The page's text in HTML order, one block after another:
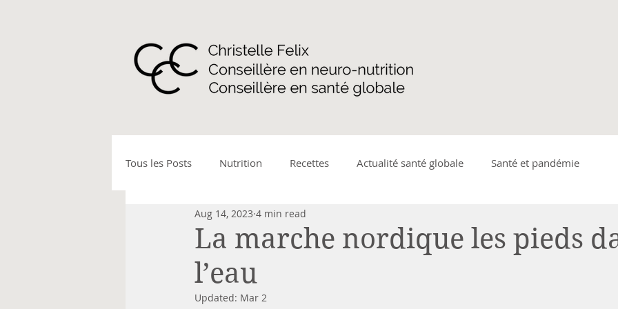
Tous les Posts Nutrition Recettes Actualité santé globale Santé et pandémie
Activité physique - marche nordique
Allergies et intolérances
La marche nordique les pieds
l’eau
Aug 14, 2023 4 min read
Updated: Mar 2